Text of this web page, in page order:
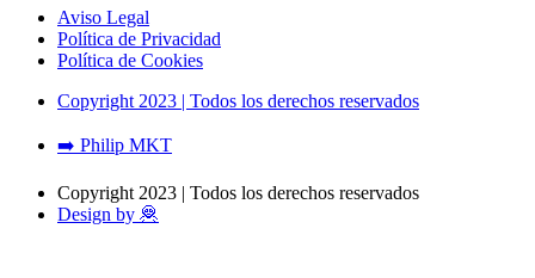
Aviso Legal
Política de Privacidad
Política de Cookies
Copyright 2023 | Todos los derechos reservados
➡️ Philip MKT
Copyright 2023 | Todos los derechos reservados
Design by 🦧